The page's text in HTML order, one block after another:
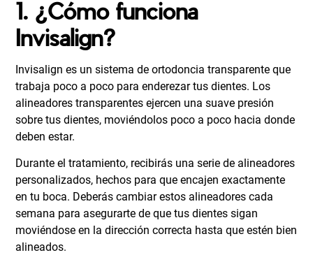
1. ¿Cómo funciona
Invisalign?
Invisalign es un sistema de ortodoncia transparente que
trabaja poco a poco para enderezar tus dientes. Los
alineadores transparentes ejercen una suave presión
sobre tus dientes, moviéndolos poco a poco hacia donde
deben estar.
Durante el tratamiento, recibirás una serie de alineadores
personalizados, hechos para que encajen exactamente
en tu boca. Deberás cambiar estos alineadores cada
semana para asegurarte de que tus dientes sigan
moviéndose en la dirección correcta hasta que estén bien
alineados.